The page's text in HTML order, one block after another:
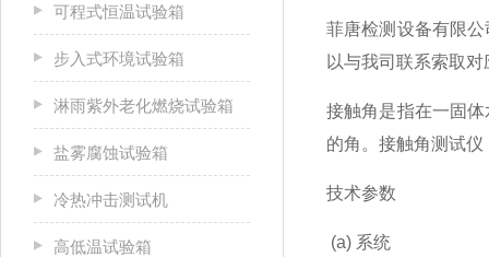
可程式恒温试验箱
步入式环境试验箱
淋雨紫外老化燃烧试验箱
盐雾腐蚀试验箱
冷热冲击测试机
高低温试验箱
菲唐检测设备有限
以与我司联系索取
接触角是指在一固
的角。接触角测试
技术参数
(a) 系统